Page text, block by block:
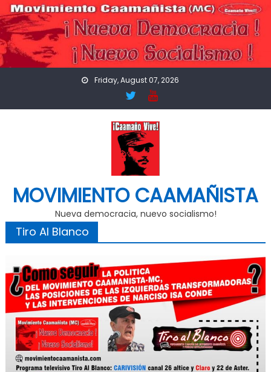
Skip
to
content
Friday, August 07, 2026
MOVIMIENTO CAAMAÑISTA
Nueva democracia, nuevo socialismo!
Tiro Al Blanco